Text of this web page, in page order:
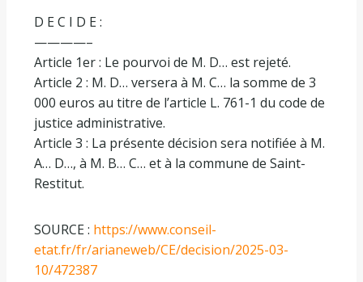
D E C I D E :
————–
Article 1er : Le pourvoi de M. D… est rejeté.
Article 2 : M. D… versera à M. C… la somme de 3
000 euros au titre de l’article L. 761-1 du code de
justice administrative.
Article 3 : La présente décision sera notifiée à M.
A… D…, à M. B… C… et à la commune de Saint-
Restitut.
SOURCE : https://www.conseil-
etat.fr/fr/arianeweb/CE/decision/2025-03-
10/472387